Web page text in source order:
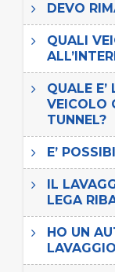
DEVO
QUALI
QUALE E’
VEICOLO
TUNNEL?
E’
IL
LEGA
HO UN